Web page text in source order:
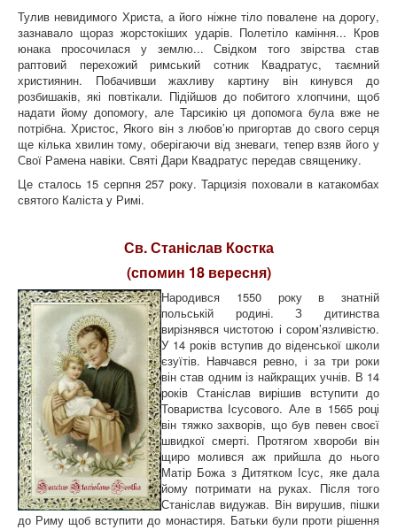
Тулив невидимого Христа, а його ніжне тіло повалене на дорогу,
зазнавало щораз жорстокіших ударів. Полетіло каміння... Кров
юнака просочилася у землю... Свідком того звірства став
раптовий перехожий римський сотник Квадратус, таємний
християнин. Побачивши жахливу картину він кинувся до
розбишаків, які повтікали. Підійшов до побитого хлопчини, щоб
надати йому допомогу, але Тарсикію ця допомога була вже не
потрібна. Христос, Якого він з любов’ю пригортав до свого серця
ще кілька хвилин тому, оберігаючи від зневаги, тепер взяв його у
Свої Рамена навіки. Святі Дари Квадратус передав священику.
Це сталось 15 серпня 257 року. Тарцизія поховали в катакомбах
святого Каліста у Римі.
Св. Станіслав Костка
(спомин 18 вересня)
Народився 1550 року в знатній
польській родині. З дитинства
вирізнявся чистотою і сором’язливістю.
У 14 років вступив до віденської школи
єзуїтів. Навчався ревно, і за три роки
він став одним із найкращих учнів. В 14
років Станіслав вирішив вступити до
Товариства Ісусового. Але в 1565 році
він тяжко захворів, що був певен своєї
швидкої смерті. Протягом хвороби він
щиро молився аж прийшла до нього
Матір Божа з Дитятком Ісус, яке дала
йому потримати на руках. Після того
Станіслав видужав. Він вирушив, пішки
до Риму щоб вступити до монастиря. Батьки були проти рішення